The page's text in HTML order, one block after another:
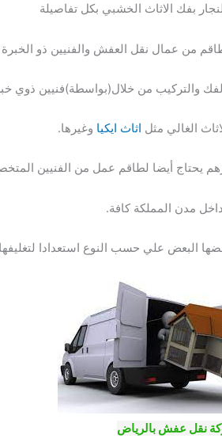
بفك الاثاث الخشبي بكل تفاصيلة
طاقم من عمال نقل العفش والفنيين ذو
الفك والتركيب من خلال(بواسطة)فنيين ذوي
الغالي مثل اثاث ايكيا وغيرها.
يحتاج أيضا لطاقم عمل من الفنيين
مدن المملكة كافة.
البعض علي حسب النوع استعدادا
نقل عفش بالرياض